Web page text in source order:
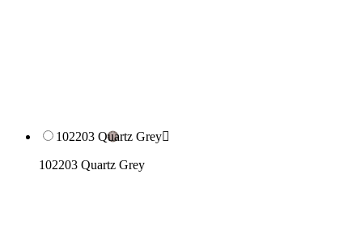
102203 Quartz Grey
102203 Quartz Grey